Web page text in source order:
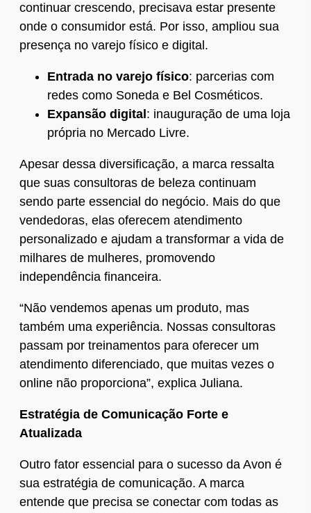
continuar crescendo, precisava estar presente
onde o consumidor está. Por isso, ampliou sua
presença no varejo físico e digital.
Entrada no varejo físico: parcerias com
redes como Soneda e Bel Cosméticos.
Expansão digital : inauguração de uma loja
própria no Mercado Livre.
Apesar dessa diversificação, a marca ressalta
que suas consultoras de beleza continuam
sendo parte essencial do negócio. Mais do que
vendedoras, elas oferecem atendimento
personalizado e ajudam a transformar a vida de
milhares de mulheres, promovendo
independência financeira.
“Não vendemos apenas um produto, mas
também uma experiência. Nossas consultoras
passam por treinamentos para oferecer um
atendimento diferenciado, que muitas vezes o
online não proporciona”, explica Juliana.
Estratégia de Comunicação Forte e
Atualizada
Outro fator essencial para o sucesso da Avon é
sua estratégia de comunicação. A marca
entende que precisa se conectar com todas as